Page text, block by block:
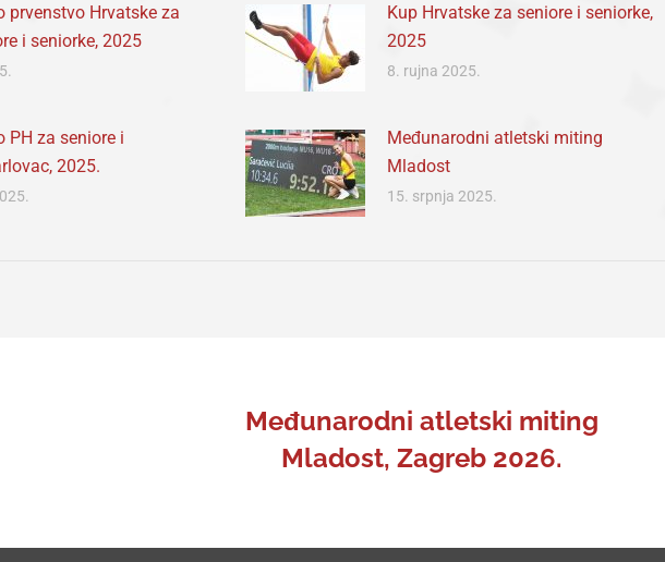
prvenstvo Hrvatske za
i seniorke, 2025
Kup Hrvatske za seniore i seniorke,
2025
8. rujna 2025.
PH za seniore i
2025.
Međunarodni atletski miting
Mladost
15. srpnja 2025.
Međunarodni atletski miting
Mladost, Zagreb 2026.